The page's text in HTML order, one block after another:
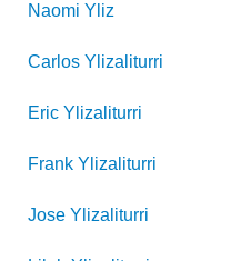
Naomi Yliz
Carlos Ylizaliturri
Eric Ylizaliturri
Frank Ylizaliturri
Jose Ylizaliturri